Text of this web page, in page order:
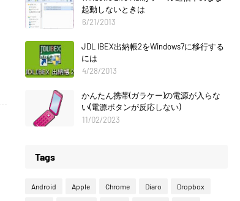
起動しないときは
6/21/2013
JDL IBEX出納帳2をWindows7に移行する
には
4/28/2013
かんたん携帯(ガラケー)の電源が入らな
い(電源ボタンが反応しない)
11/02/2023
Tags
Android Apple Chrome Diaro Dropbox